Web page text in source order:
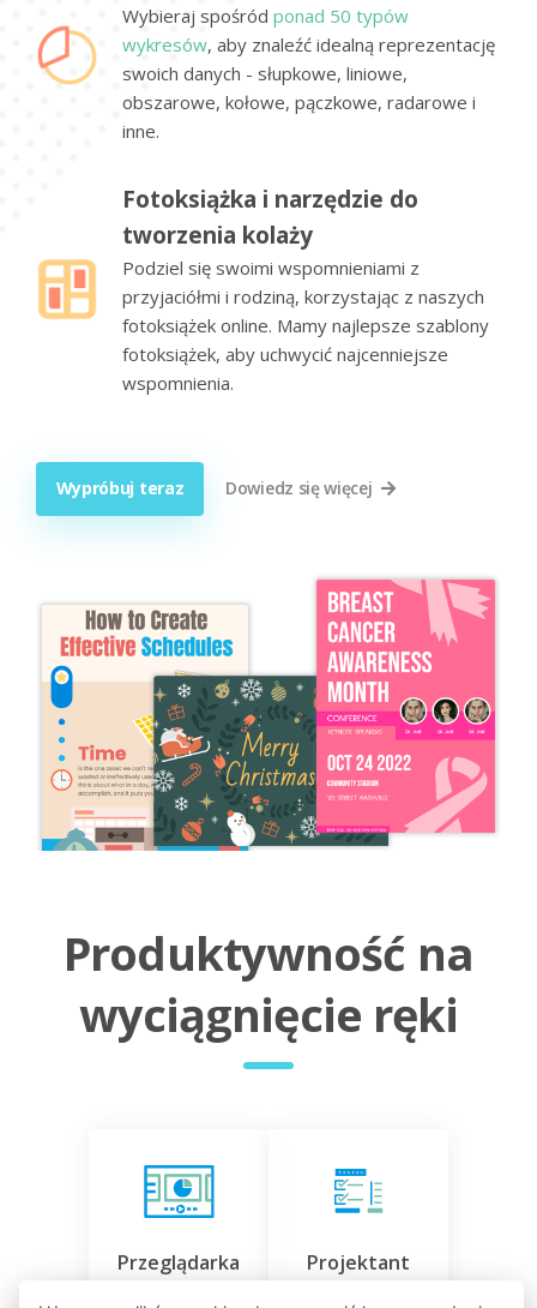
Wybieraj spośród ponad 50 typów
wykresów, aby znaleźć idealną reprezentację
swoich danych - słupkowe, liniowe,
obszarowe, kołowe, pączkowe, radarowe i
inne.
Fotoksiążka i narzędzie do
tworzenia kolaży
Podziel się swoimi wspomnieniami z
przyjaciółmi i rodziną, korzystając z naszych
fotoksiążek online. Mamy najlepsze szablony
fotoksiążek, aby uchwycić najcenniejsze
wspomnienia.
Wypróbuj teraz Dowiedz się więcej
Produktywność na
wyciągnięcie ręki
Przeglądarka
Projektant